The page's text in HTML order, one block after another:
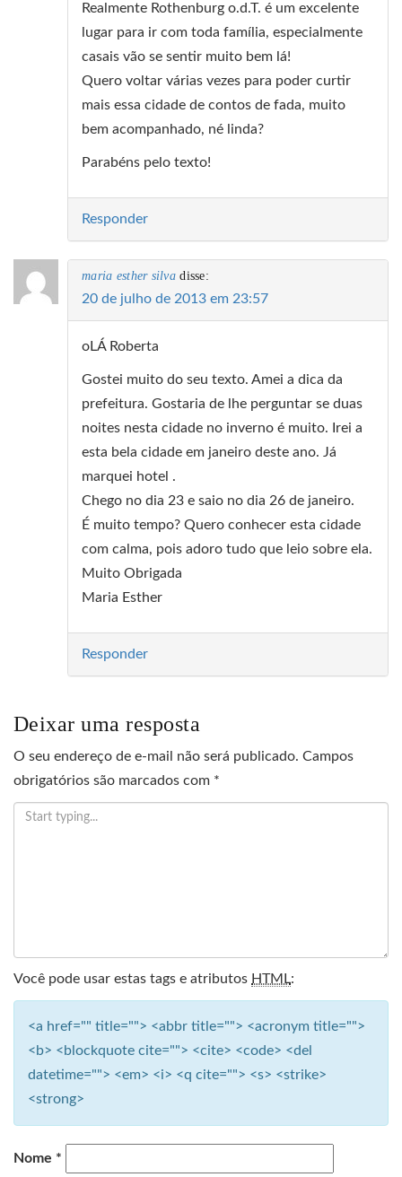
Realmente Rothenburg o.d.T. é um excelente
lugar para ir com toda família, especialmente
casais vão se sentir muito bem lá!
Quero voltar várias vezes para poder curtir
mais essa cidade de contos de fada, muito
bem acompanhado, né linda?
Parabéns pelo texto!
Responder
maria esther silva disse:
20 de julho de 2013 em 23:57
oLÁ Roberta
Gostei muito do seu texto. Amei a dica da
prefeitura. Gostaria de lhe perguntar se duas
noites nesta cidade no inverno é muito. Irei a
esta bela cidade em janeiro deste ano. Já
marquei hotel .
Chego no dia 23 e saio no dia 26 de janeiro.
É muito tempo? Quero conhecer esta cidade
com calma, pois adoro tudo que leio sobre ela.
Muito Obrigada
Maria Esther
Responder
Deixar uma resposta
O seu endereço de e-mail não será publicado. Campos
obrigatórios são marcados com *
Você pode usar estas tags e atributos HTML:
<a href="" title=""> <abbr title=""> <acronym title="">
<b> <blockquote cite=""> <cite> <code> <del
datetime=""> <em> <i> <q cite=""> <s> <strike>
<strong>
Nome *